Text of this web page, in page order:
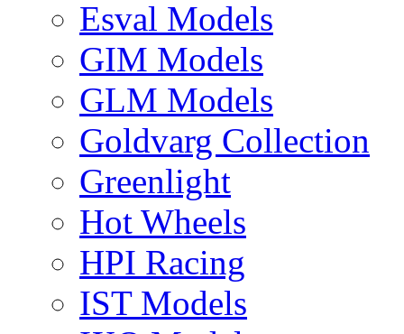
Esval Models
GIM Models
GLM Models
Goldvarg Collection
Greenlight
Hot Wheels
HPI Racing
IST Models